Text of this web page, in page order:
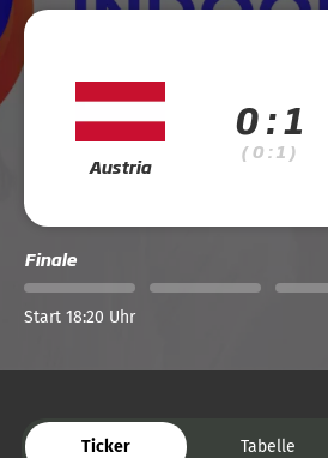
Austria
0 : 1
( 0 : 1 )
Finale
Start 18:20 Uhr
Ticker Tabelle